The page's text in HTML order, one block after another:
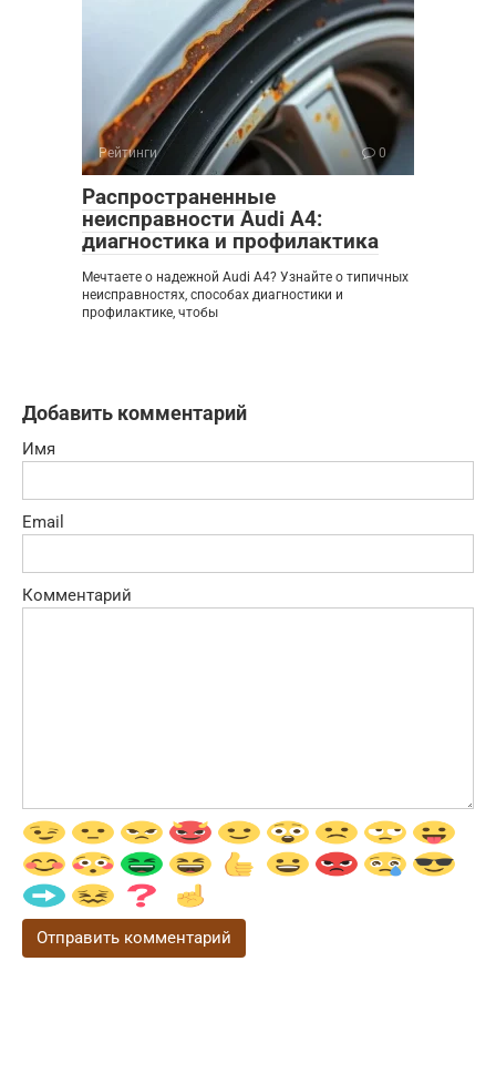
Рейтинги 0
Распространенные
неисправности Audi A4:
диагностика и профилактика
Мечтаете о надежной Audi A4? Узнайте о типичных
неисправностях, способах диагностики и
профилактике, чтобы
Добавить комментарий
Имя
Email
Комментарий